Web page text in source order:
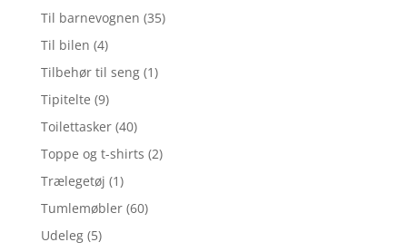
Til barnevognen (35)
Til bilen (4)
Tilbehør til seng (1)
Tipitelte (9)
Toilettasker (40)
Toppe og t-shirts (2)
Trælegetøj (1)
Tumlemøbler (60)
Udeleg (5)